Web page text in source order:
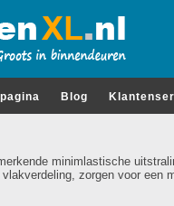
Blog
minimlastische
zorgen voor een